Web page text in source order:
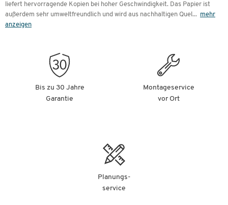
liefert hervorragende Kopien bei hoher Geschwindigkeit. Das Papier ist
außerdem sehr umweltfreundlich und wird aus nachhaltigen Quel ... mehr
anzeigen
Bis zu 30 Jahre
Garantie
Montageservice
vor Ort
Planungs-
service